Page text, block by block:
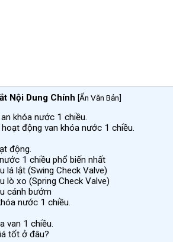
Nội Dung Chính [Ẩn Văn Bản]
khóa nước 1 chiều.
động van khóa nước 1 chiều.
động.
1 chiều phổ biến nhất
lá lật (Swing Check Valve)
lò xo (Spring Check Valve)
cánh bướm
nước 1 chiều.
van 1 chiều.
tốt ở đâu?